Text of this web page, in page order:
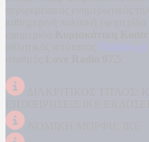
Filathlos.gr